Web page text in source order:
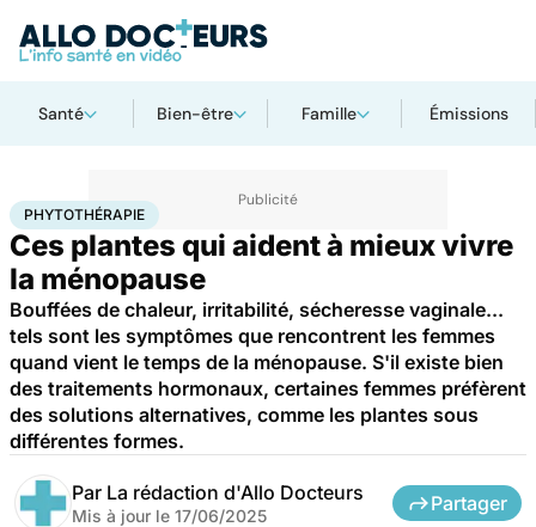
Santé Bien-être Famille Émissions
AccueilBien-êtrePhytothérapie
PHYTOTHÉRAPIE
Ces plantes qui aident à mieux vivre
la ménopause
Bouffées de chaleur, irritabilité, sécheresse vaginale...
tels sont les symptômes que rencontrent les femmes
quand vient le temps de la ménopause. S'il existe bien
des traitements hormonaux, certaines femmes préfèrent
des solutions alternatives, comme les plantes sous
différentes formes.
Par La rédaction d'Allo Docteurs
Mis à jour le 17/06/2025
Partager